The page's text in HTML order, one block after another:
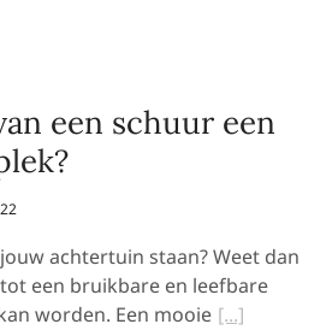
een schuur een
achtertuin staan? Weet dan
een bruikbare en leefbare
worden. Een mooie